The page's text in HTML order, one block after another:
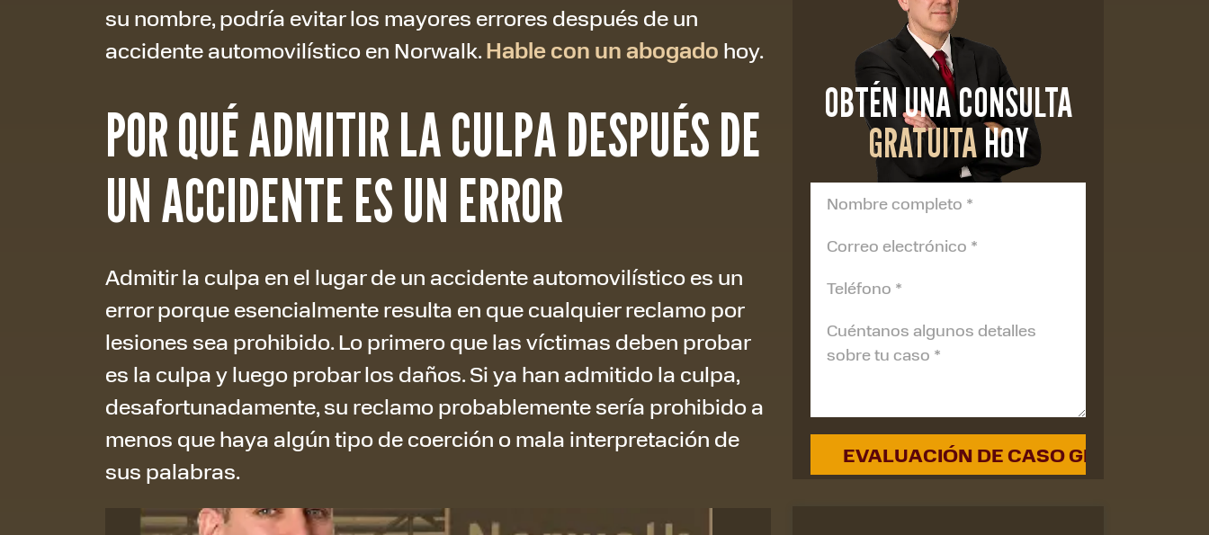
su nombre, podría evitar los mayores errores después de un
accidente automovilístico en Norwalk.Hable con un abogado hoy.
POR QUÉ ADMITIR LA CULPA DESPUÉS DE
UN ACCIDENTE ES UN ERROR
Admitir la culpa en el lugar de un accidente automovilístico es un
error porque esencialmente resulta en que cualquier reclamo por
lesiones sea prohibido. Lo primero que las víctimas deben probar
es la culpa y luego probar los daños. Si ya han admitido la culpa,
desafortunadamente, su reclamo probablemente sería prohibido a
menos que haya algún tipo de coerción o mala interpretación de
sus palabras.
OBTÉN UNA CONSULTA
GRATUITAHOY